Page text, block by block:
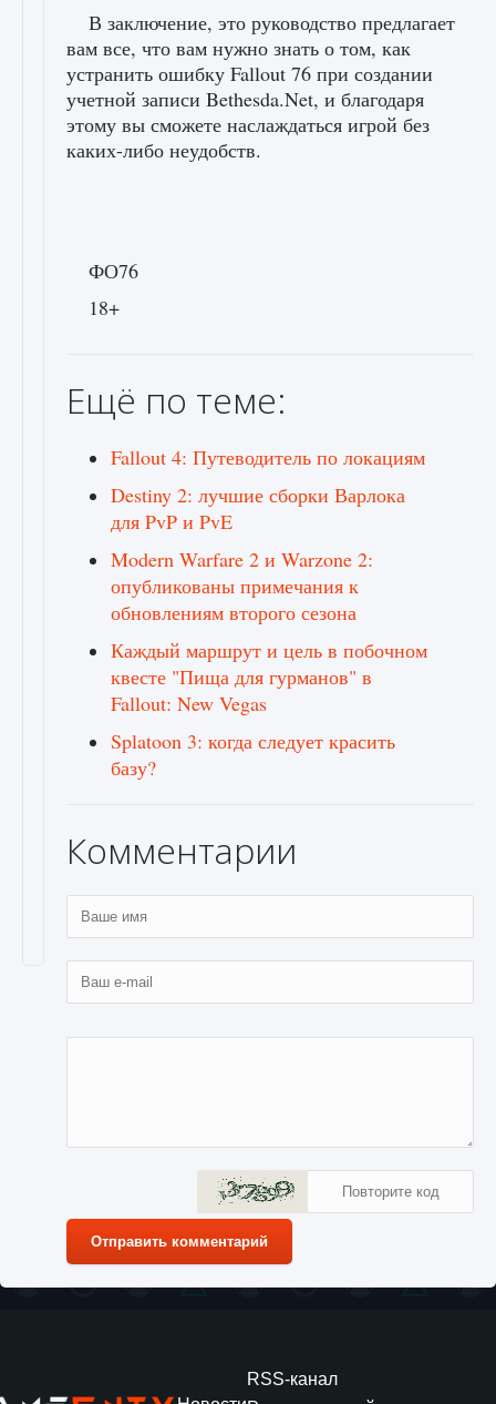
В заключение, это руководство предлагает
вам все, что вам нужно знать о том, как
устранить ошибку Fallout 76 при создании
учетной записи Bethesda.Net, и благодаря
этому вы сможете наслаждаться игрой без
каких-либо неудобств.
ФО76
18+
Ещё по теме:
Fallout 4: Путеводитель по локациям
Destiny 2: лучшие сборки Варлока
для PvP и PvE
Modern Warfare 2 и Warzone 2:
опубликованы примечания к
обновлениям второго сезона
Каждый маршрут и цель в побочном
квесте "Пища для гурманов" в
Fallout: New Vegas
Splatoon 3: когда следует красить
базу?
Комментарии
Отправить комментарий
RSS-канал